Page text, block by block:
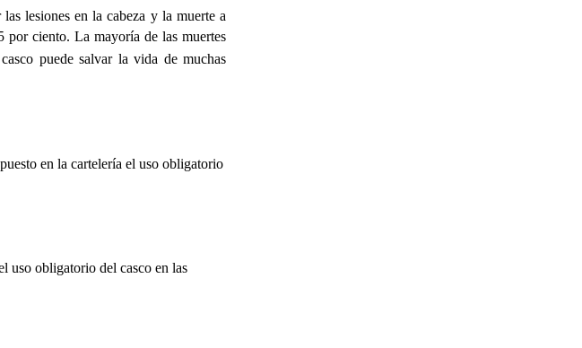
lesiones en la cabeza y la muerte a
por ciento. La mayoría de las muertes
puede salvar la vida de muchas
en la cartelería el uso obligatorio
uso obligatorio del casco en las